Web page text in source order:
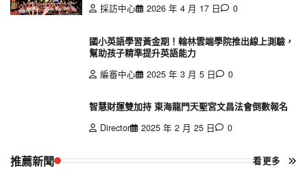
採訪中心
2026 年 4 月 17 日 0
國小英語學習黃金期！翰林雲端學院推出線上測驗，
幫助孩子精準提升英語能力
編審中心
2025 年 3 月 5 日 0
智慧財運雙加持 東海龍門天聖宮文昌法會倒數報名
Director
2025 年 2 月 25 日 0
推薦新聞 看更多